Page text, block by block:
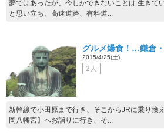
夢ではあったが、今しかできないことは 生きて
と思い立ち、高速道路、有料道...
グルメ爆食！…鎌倉
2015/4/25(土)
2人
新幹線で小田原まで行き、そこからJRに乗り換
岡八幡宮】へお詣りに行き、そ...